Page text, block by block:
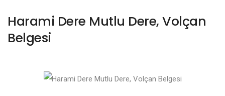
Harami Dere Mutlu Dere, Volçan
Belgesi